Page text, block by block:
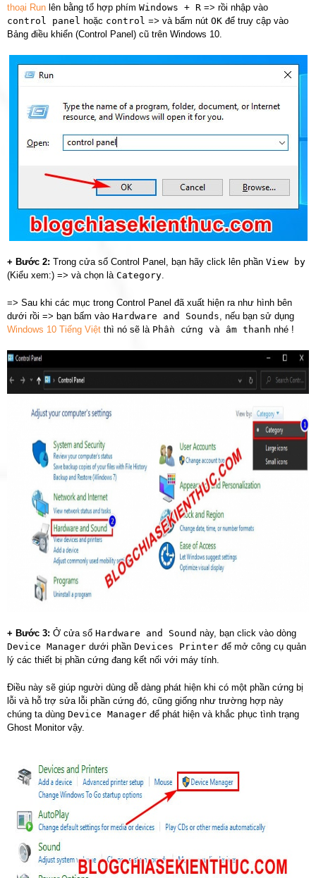
thoại Run lên bằng tổ hợp phím Windows + R => rồi nhập vào
control panel hoặc control => và bấm nút OK để truy cập vào
Bảng điều khiển (Control Panel) cũ trên Windows 10.
+ Bước 2: Trong cửa sổ Control Panel, bạn hãy click lên phần View by
(Kiểu xem:) => và chọn là Category
=> Sau khi các mục trong Control Panel đã xuất hiện ra như hình bên
dưới rồi => bạn bấm vào Hardware and Sounds , nếu bạn sử dụng
Windows 10 Tiếng Việt thì nó sẽ là Phần cứng và âm thanh nhé !
+ Bước 3: Ở cửa sổ Hardware and Sound này, bạn click vào dòng
Device Manager dưới phần Devices Printer để mở công cụ quản
lý các thiết bị phần cứng đang kết nối với máy tính.
Điều này sẽ giúp người dùng dễ dàng phát hiện khi có một phần cứng bị
lỗi và hỗ trợ sửa lỗi phần cứng đó, cũng giống như trường hợp này
chúng ta dùng Device Manager để phát hiện và khắc phục tình trạng
Ghost Monitor vậy.